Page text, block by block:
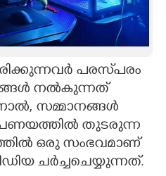
പരസ്‌പരം
നൽകുന്നത്
സമ്മാനങ്ങൾ
പ്രണയത്തിൽ തുടരുന്ന
ഒരു സംഭവമാണ്
ചർച്ചചെയ്യുന്നത്.